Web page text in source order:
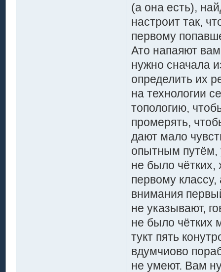
(а она есть),
настроит так,
первому
Ато напаяют
нужно сначала
определить их
на технологии
топологию,
промерять,
дают мало
опытным путём,
не было чётких,
первому
внимания
не указывают,
не было чётких
тукт пять
вдумчиово
не умеют. Вам